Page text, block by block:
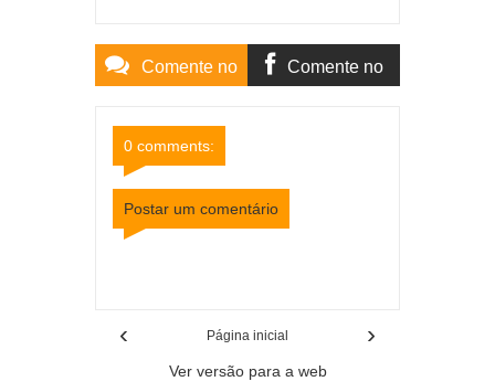
Comente no Comente no
0 comments:
Postar um comentário
‹ ›
Página inicial
Ver versão para a web